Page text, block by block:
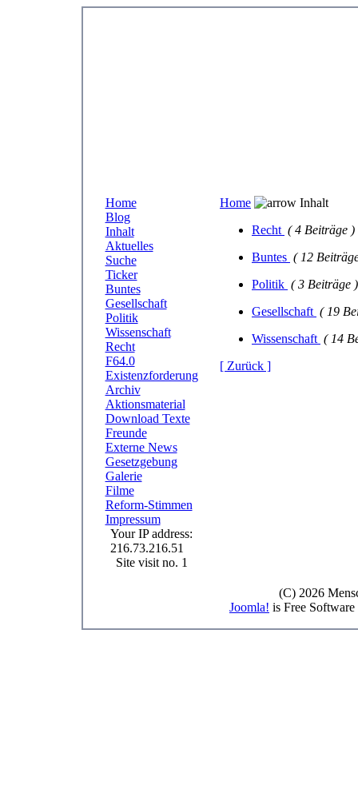
Home
Blog
Inhalt
Aktuelles
Suche
Ticker
Buntes
Gesellschaft
Politik
Wissenschaft
Recht
F64.0
Existenzforderung
Archiv
Aktionsmaterial
Download Texte
Freunde
Externe News
Gesetzgebung
Galerie
Filme
Reform-Stimmen
Impressum
Your IP address:
216.73.216.51
Site visit no. 1
Home
Inhalt
Recht ( 4 Beiträge )
Buntes ( 12
Politik ( 3 Beiträge )
Gesellschaft ( 19
Wissenschaft ( 14
[ Zurück ]
(C) 2026
Joomla! is Free